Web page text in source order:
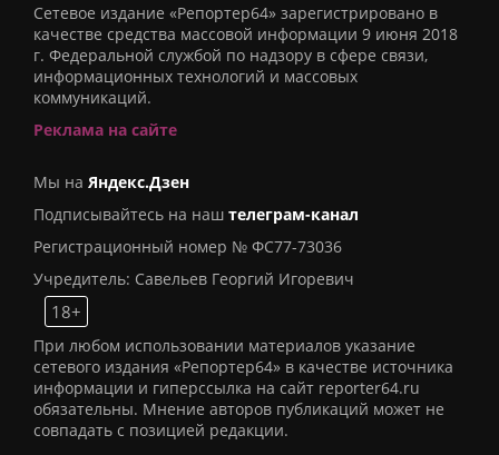
Сетевое издание «Репортер64» зарегистрировано в
качестве средства массовой информации 9 июня 2018
г. Федеральной службой по надзору в сфере связи,
информационных технологий и массовых
коммуникаций.
Реклама на сайте
Мы на Яндекс.Дзен
Подписывайтесь на наш телеграм-канал
Регистрационный номер № ФС77-73036
Учредитель: Савельев Георгий Игоревич
18+
При любом использовании материалов указание
сетевого издания «Репортер64» в качестве источника
информации и гиперссылка на сайт reporter64.ru
обязательны. Мнение авторов публикаций может не
совпадать с позицией редакции.